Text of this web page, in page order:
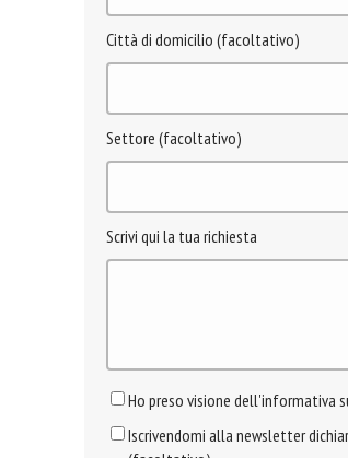
Città di domicilio (facoltativo)
Settore (facoltativo)
Scrivi qui la tua richiesta
Ho preso visione dell'informativa
Iscrivendomi alla newsletter